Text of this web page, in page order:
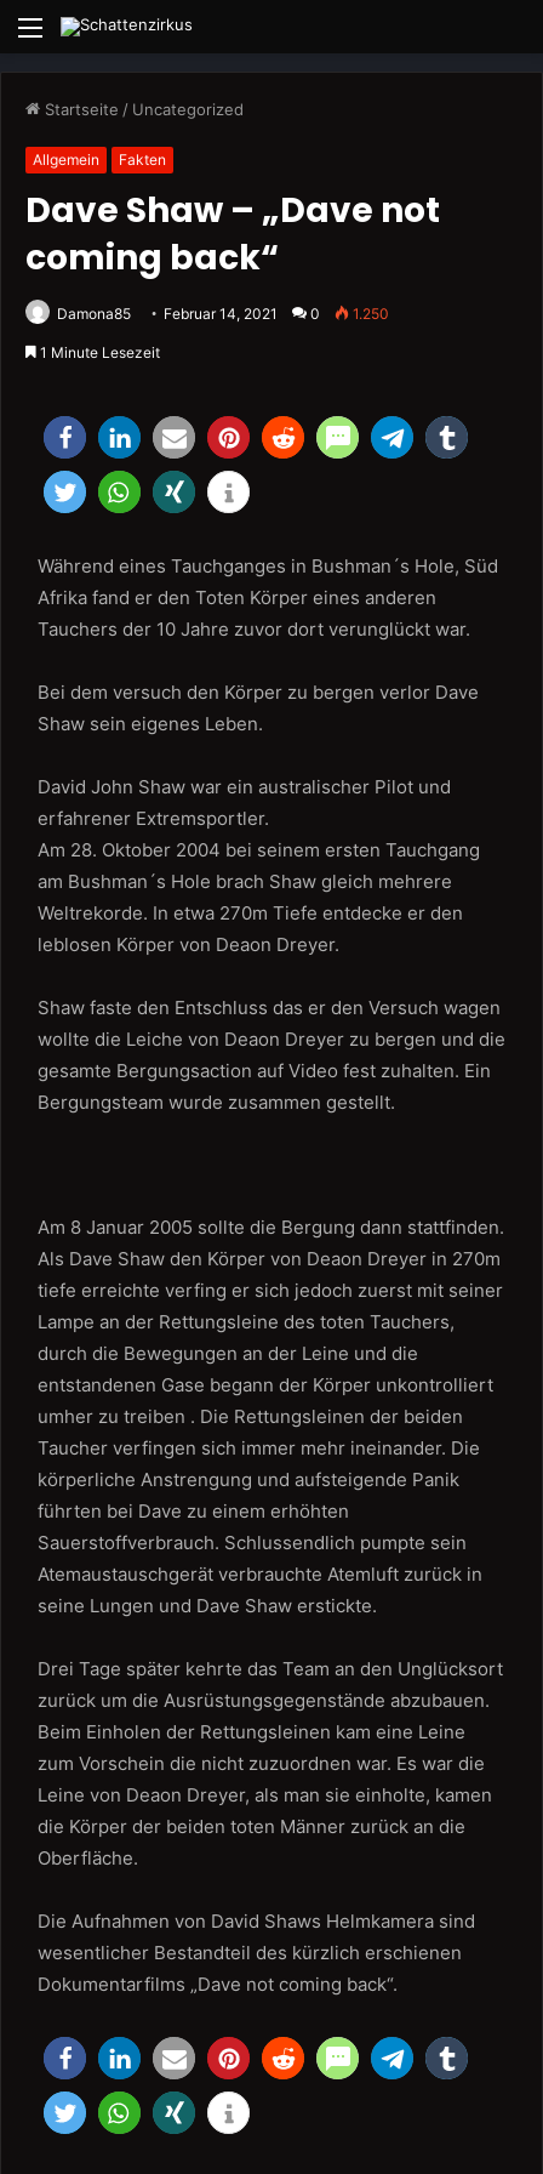
Menü
Startseite / Uncategorized
Allgemein Fakten
Dave Shaw – „Dave not
coming back“
Damona85 Februar 14, 2021 0 1.250
1 Minute Lesezeit
Während eines Tauchganges in Bushman´s Hole, Süd
Afrika fand er den Toten Körper eines anderen
Tauchers der 10 Jahre zuvor dort verunglückt war.
Bei dem versuch den Körper zu bergen verlor Dave
Shaw sein eigenes Leben.
David John Shaw war ein australischer Pilot und
erfahrener Extremsportler.
Am 28. Oktober 2004 bei seinem ersten Tauchgang
am Bushman´s Hole brach Shaw gleich mehrere
Weltrekorde. In etwa 270m Tiefe entdecke er den
leblosen Körper von Deaon Dreyer.
Shaw faste den Entschluss das er den Versuch wagen
wollte die Leiche von Deaon Dreyer zu bergen und die
gesamte Bergungsaction auf Video fest zuhalten. Ein
Bergungsteam wurde zusammen gestellt.
Am 8 Januar 2005 sollte die Bergung dann stattfinden.
Als Dave Shaw den Körper von Deaon Dreyer in 270m
tiefe erreichte verfing er sich jedoch zuerst mit seiner
Lampe an der Rettungsleine des toten Tauchers,
durch die Bewegungen an der Leine und die
entstandenen Gase begann der Körper unkontrolliert
umher zu treiben . Die Rettungsleinen der beiden
Taucher verfingen sich immer mehr ineinander. Die
körperliche Anstrengung und aufsteigende Panik
führten bei Dave zu einem erhöhten
Sauerstoffverbrauch. Schlussendlich pumpte sein
Atemaustauschgerät verbrauchte Atemluft zurück in
seine Lungen und Dave Shaw erstickte.
Drei Tage später kehrte das Team an den Unglücksort
zurück um die Ausrüstungsgegenstände abzubauen.
Beim Einholen der Rettungsleinen kam eine Leine
zum Vorschein die nicht zuzuordnen war. Es war die
Leine von Deaon Dreyer, als man sie einholte, kamen
die Körper der beiden toten Männer zurück an die
Oberfläche.
Die Aufnahmen von David Shaws Helmkamera sind
wesentlicher Bestandteil des kürzlich erschienen
Dokumentarfilms „Dave not coming back“.